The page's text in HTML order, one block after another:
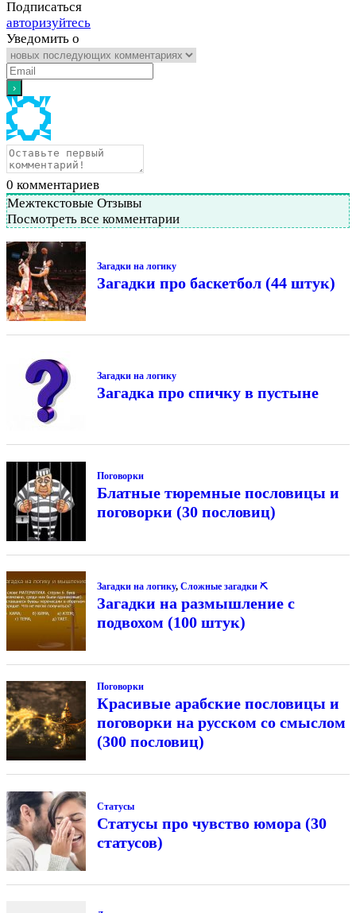
Подписаться
авторизуйтесь
Уведомить о
0 комментариев
Межтекстовые Отзывы
Посмотреть все комментарии
Загадки на логику
Загадки про баскетбол (44 штук)
Загадки на логику
Загадка про спичку в пустыне
Поговорки
Блатные тюремные пословицы и
поговорки (30 пословиц)
Загадки на логику, Сложные загадки ⛏
Загадки на размышление с
подвохом (100 штук)
Поговорки
Красивые арабские пословицы и
поговорки на русском со смыслом
(300 пословиц)
Статусы
Статусы про чувство юмора (30
статусов)